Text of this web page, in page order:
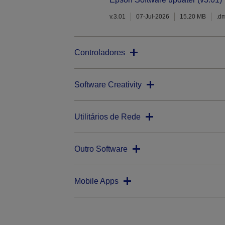
v.3.01 07-Jul-2026 15.20 MB
Controladores
Software Creativity
Utilitários de Rede
Outro Software
Mobile Apps